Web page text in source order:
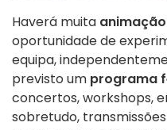
Haverá muita animação
oportunidade de
equipa,
previsto um programa
concertos, workshops,
sobretudo,